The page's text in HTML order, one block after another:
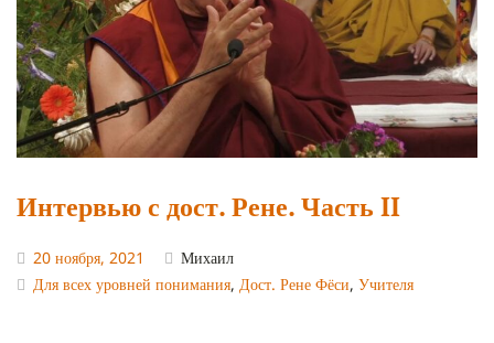
Интервью с дост. Рене. Часть II
20 ноября, 2021
Михаил
Для всех уровней понимания, Дост. Рене Фёси, Учителя